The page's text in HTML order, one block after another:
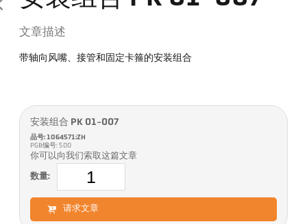
文章描述
带轴向风嘴、接管和固定卡箍的安装组合
安装组合 PK 01-007
品号: 1064571:ZH
PGB编号: 500
你可以向我们索取这篇文章
数量:
请求文章